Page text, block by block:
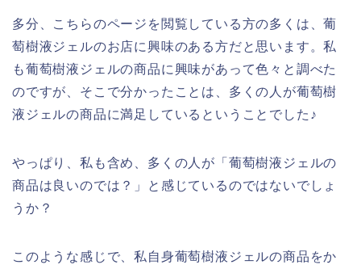
多分、こちらのページを閲覧している方の多くは、葡
萄樹液ジェルのお店に興味のある方だと思います。私
も葡萄樹液ジェルの商品に興味があって色々と調べた
のですが、そこで分かったことは、多くの人が葡萄樹
液ジェルの商品に満足しているということでした♪
やっぱり、私も含め、多くの人が「葡萄樹液ジェルの
商品は良いのでは？」と感じているのではないでしょ
うか？
このような感じで、私自身葡萄樹液ジェルの商品をか